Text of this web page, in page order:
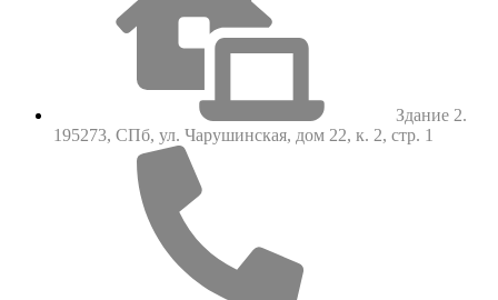
Здание 2.
195273, СПб, ул. Чарушинская, дом 22, к. 2, стр. 1